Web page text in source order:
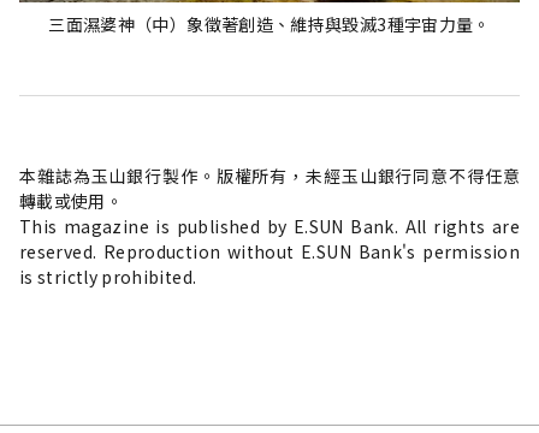
三面濕婆神（中）象徵著創造、維持與毀滅3種宇宙力量。
本雜誌為玉山銀行製作。版權所有，未經玉山銀行同意不得任意
轉載或使用。
This magazine is published by E.SUN Bank. All rights are
reserved. Reproduction without E.SUN Bank's permission
is strictly prohibited.